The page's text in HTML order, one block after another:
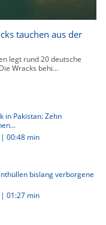
tauchen aus der
legt rund 20 deutsche
Wracks behi...
in Pakistan: Zehn
| 00:48 min
bislang verborgene
| 01:27 min